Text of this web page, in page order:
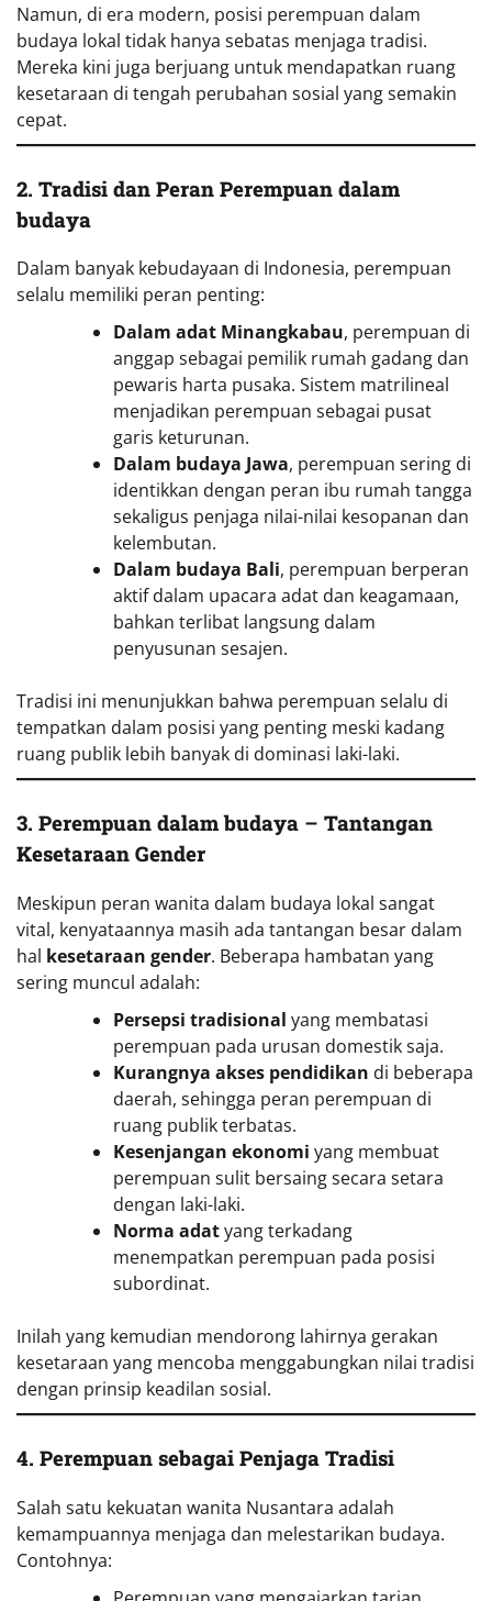
Namun, di era modern, posisi perempuan dalam
budaya lokal tidak hanya sebatas menjaga tradisi.
Mereka kini juga berjuang untuk mendapatkan ruang
kesetaraan di tengah perubahan sosial yang semakin
cepat.
2. Tradisi dan Peran Perempuan dalam
budaya
Dalam banyak kebudayaan di Indonesia, perempuan
selalu memiliki peran penting:
Dalam adat Minangkabau, perempuan di
anggap sebagai pemilik rumah gadang dan
pewaris harta pusaka. Sistem matrilineal
menjadikan perempuan sebagai pusat
garis keturunan.
Dalam budaya Jawa, perempuan sering di
identikkan dengan peran ibu rumah tangga
sekaligus penjaga nilai-nilai kesopanan dan
kelembutan.
Dalam budaya Bali, perempuan berperan
aktif dalam upacara adat dan keagamaan,
bahkan terlibat langsung dalam
penyusunan sesajen.
Tradisi ini menunjukkan bahwa perempuan selalu di
tempatkan dalam posisi yang penting meski kadang
ruang publik lebih banyak di dominasi laki-laki.
3. Perempuan dalam budaya – Tantangan
Kesetaraan Gender
Meskipun peran wanita dalam budaya lokal sangat
vital, kenyataannya masih ada tantangan besar dalam
hal kesetaraan gender. Beberapa hambatan yang
sering muncul adalah:
Persepsi tradisional yang membatasi
perempuan pada urusan domestik saja.
Kurangnya akses pendidikan di beberapa
daerah, sehingga peran perempuan di
ruang publik terbatas.
Kesenjangan ekonomi yang membuat
perempuan sulit bersaing secara setara
dengan laki-laki.
Norma adatyang terkadang
menempatkan perempuan pada posisi
subordinat.
Inilah yang kemudian mendorong lahirnya gerakan
kesetaraan yang mencoba menggabungkan nilai tradisi
dengan prinsip keadilan sosial.
4. Perempuan sebagai Penjaga Tradisi
Salah satu kekuatan wanita Nusantara adalah
kemampuannya menjaga dan melestarikan budaya.
Contohnya: